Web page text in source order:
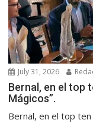
July 31, 2026
Bernal, en el top
Mágicos”.
Bernal, en el top ten